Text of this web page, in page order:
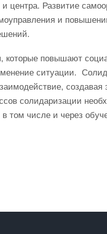
центра. Развитие
и
которые повышают
ситуации.
создавая
солидаризации
том числе и через